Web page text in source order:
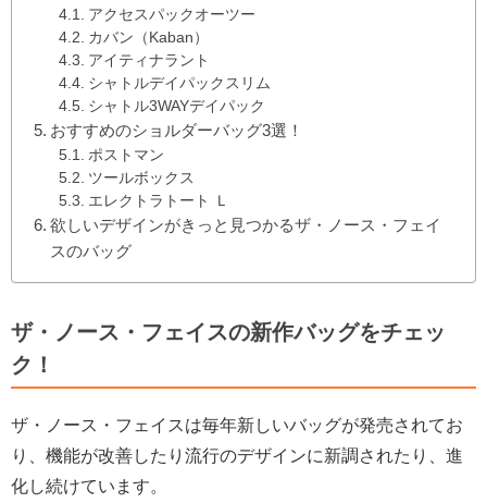
アクセスパックオーツー
カバン（Kaban）
アイティナラント
シャトルデイパックスリム
シャトル3WAYデイパック
おすすめのショルダーバッグ3選！
ポストマン
ツールボックス
エレクトラトート Ｌ
欲しいデザインがきっと見つかるザ・ノース・フェイ
スのバッグ
ザ・ノース・フェイスの新作バッグをチェッ
ク！
ザ・ノース・フェイスは毎年新しいバッグが発売されてお
り、機能が改善したり流行のデザインに新調されたり、進
化し続けています。